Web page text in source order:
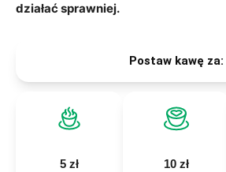
działać sprawniej.
Postaw kawę za:
5 zł 10 zł